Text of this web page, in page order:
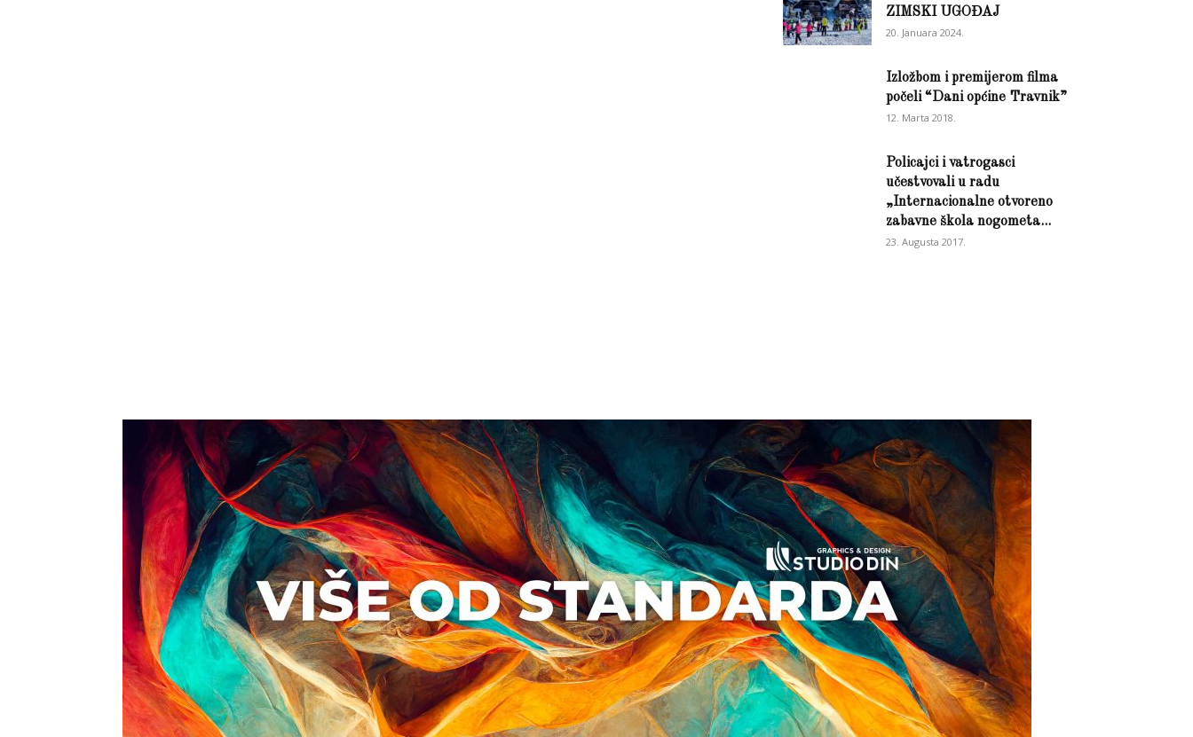
ZIMSKI UGOĐAJ
20. Januara 2024.
Izložbom i premijerom filma
počeli “Dani općine Travnik”
12. Marta 2018.
Policajci i vatrogasci
učestvovali u radu
„Internacionalne otvoreno
zabavne škola nogometa...
23. Augusta 2017.